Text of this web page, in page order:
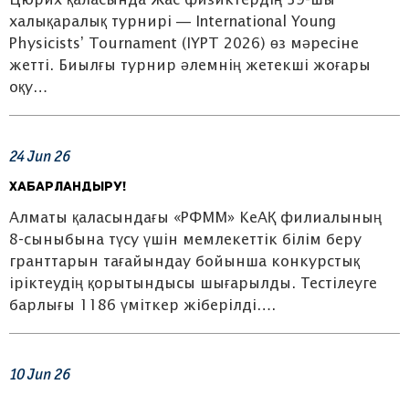
халықаралық турнирі — International Young
Physicists’ Tournament (IYPT 2026) өз мәресіне
жетті. Биылғы турнир әлемнің жетекші жоғары
оқу…
24Jun26
ХАБАРЛАНДЫРУ!
Алматы қаласындағы «РФММ» КеАҚ филиалының
8-сыныбына түсу үшін мемлекеттік білім беру
гранттарын тағайындау бойынша конкурстық
іріктеудің қорытындысы шығарылды. Тестілеуге
барлығы 1186 үміткер жіберілді….
10Jun26